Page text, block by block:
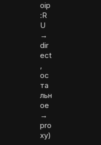
oip
:R
U
→
dir
ect
,
ос
та
льн
ое
→
pro
xy)